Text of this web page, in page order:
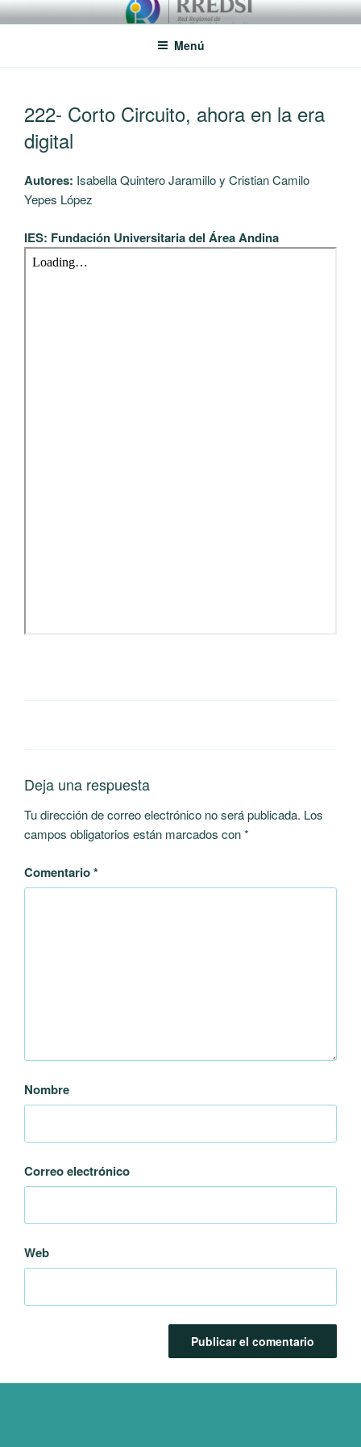
Saltar
al
RREDSI
Red Regional de Semilleros de Investigación RREDSI
Menú
EL
222- Corto Circuito, ahora en la era
digital
Autores: Isabella Quintero Jaramillo y Cristian Camilo
Yepes López
IES: Fundación Universitaria del Área Andina
Deja una respuesta
Tu dirección de correo electrónico no será publicada. Los
campos obligatorios están marcados con*
Comentario*
Nombre
Correo electrónico
Web